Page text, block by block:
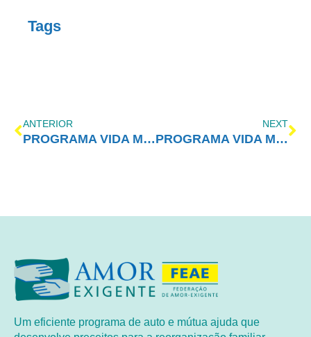
Tags
ANTERIOR
PROGRAMA VIDA MELHOR – REDEVIDA – 29/10/2018
NEXT
PROGRAMA VIDA MELHOR – REDEVIDA – 12/11/2018
Um eficiente programa de auto e mútua ajuda que